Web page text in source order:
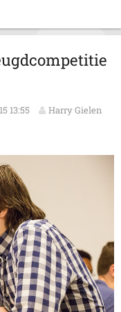
13:55
Harry Gielen